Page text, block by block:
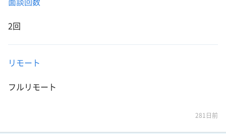
面談回数
2回
リモート
フルリモート
281日前